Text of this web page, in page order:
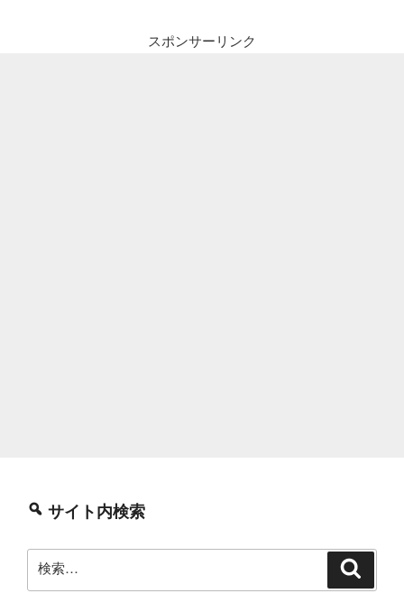
スポンサーリンク
サイト内検索